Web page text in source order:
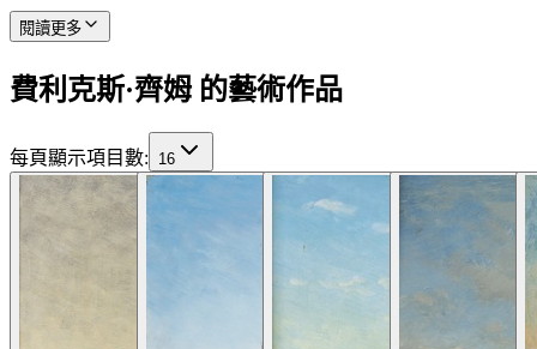
閱讀更多
費利克斯·齊姆 的藝術作品
每頁顯示項目數: 16